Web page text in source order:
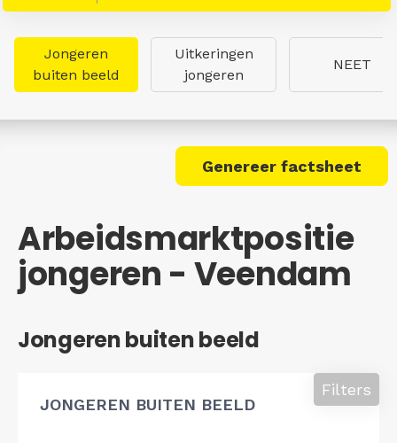
Jongeren
buiten beeld
Uitkeringen
jongeren
NEET
Genereer factsheet
Arbeidsmarktpositie
jongeren - Veendam
Jongeren buiten beeld
JONGEREN BUITEN BEELD
Filters